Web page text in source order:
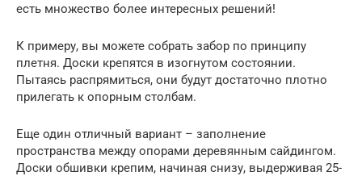
есть множество более интересных решений!
К примеру, вы можете собрать забор по принципу
плетня. Доски крепятся в изогнутом состоянии.
Пытаясь распрямиться, они будут достаточно плотно
прилегать к опорным столбам.
Еще один отличный вариант – заполнение
пространства между опорами деревянным сайдингом.
Доски обшивки крепим, начиная снизу, выдерживая 25-